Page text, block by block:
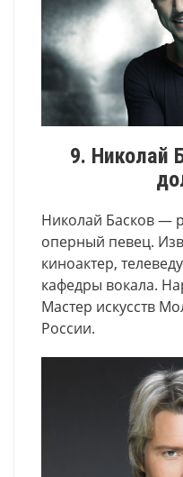
9. Николай
Николай Басков —
оперный певец.
киноактер,
кафедры вокала.
Мастер искусств
России.